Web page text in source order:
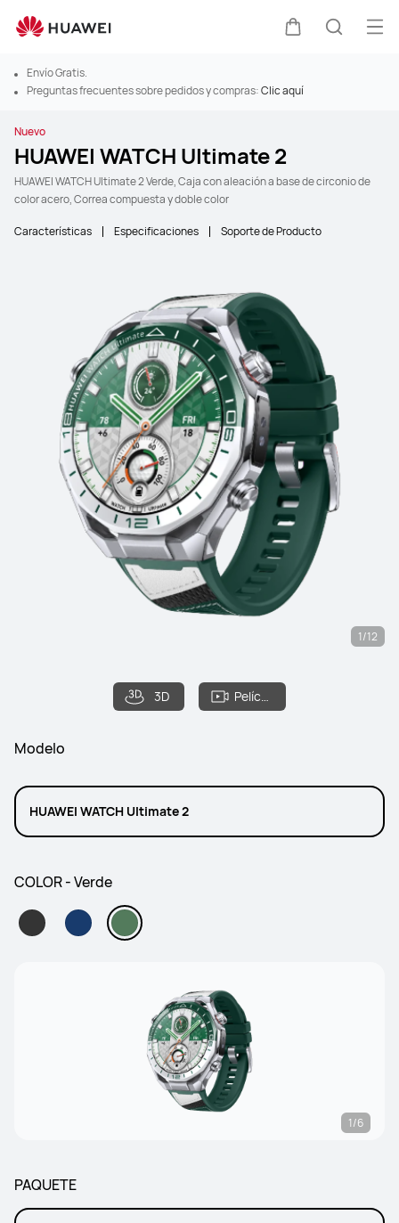
Envío Gratis.
Preguntas frecuentes sobre pedidos y compras:Clic aquí
Nuevo
HUAWEI WATCH Ultimate 2
HUAWEI WATCH Ultimate 2 Verde, Caja con aleación a base de circonio de
color acero, Correa compuesta y doble color
Características Especificaciones Soporte de Producto
3D Película
1/12
Modelo
HUAWEI WATCH Ultimate 2
COLOR - Verde
1/6
PAQUETE